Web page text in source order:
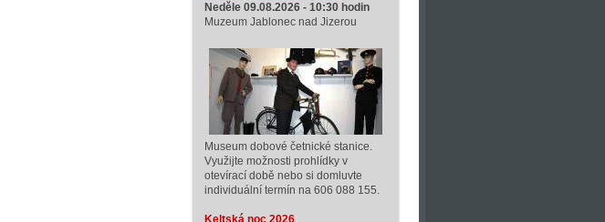
Neděle 09.08.2026 - 10:30 hodin
Muzeum Jablonec nad Jizerou
Museum dobové četnické stanice.
Využijte možnosti prohlídky v
otevírací době nebo si domluvte
individuální termín na 606 088 155.
Keltská noc 2026